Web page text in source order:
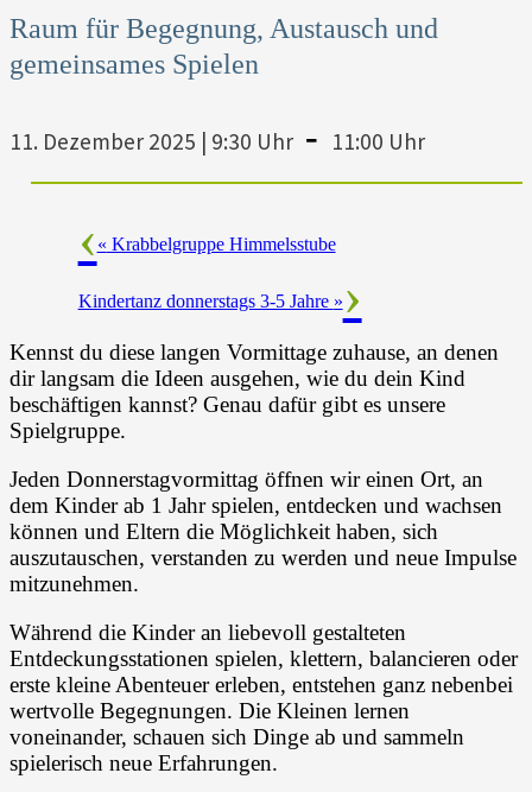
Raum für Begegnung, Austausch und
gemeinsames Spielen
11. Dezember 2025 | 9:30 Uhr - 11:00 Uhr
« Krabbelgruppe Himmelsstube
Kindertanz donnerstags 3-5 Jahre »
Kennst du diese langen Vormittage zuhause, an denen
dir langsam die Ideen ausgehen, wie du dein Kind
beschäftigen kannst? Genau dafür gibt es unsere
Spielgruppe.
Jeden Donnerstagvormittag öffnen wir einen Ort, an
dem Kinder ab 1 Jahr spielen, entdecken und wachsen
können und Eltern die Möglichkeit haben, sich
auszutauschen, verstanden zu werden und neue Impulse
mitzunehmen.
Während die Kinder an liebevoll gestalteten
Entdeckungsstationen spielen, klettern, balancieren oder
erste kleine Abenteuer erleben, entstehen ganz nebenbei
wertvolle Begegnungen. Die Kleinen lernen
voneinander, schauen sich Dinge ab und sammeln
spielerisch neue Erfahrungen.